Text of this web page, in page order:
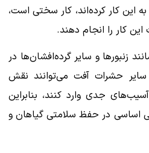
به این کار کرده‌اند، کار سختی است،
کار را انجام دهند.
زنبورها و سایر گرده‌افشان‌ها در
حشرات آفت می‌توانند نقش
جدی وارد کنند، بنابراین
اساسی در حفظ سلامتی گیاهان و